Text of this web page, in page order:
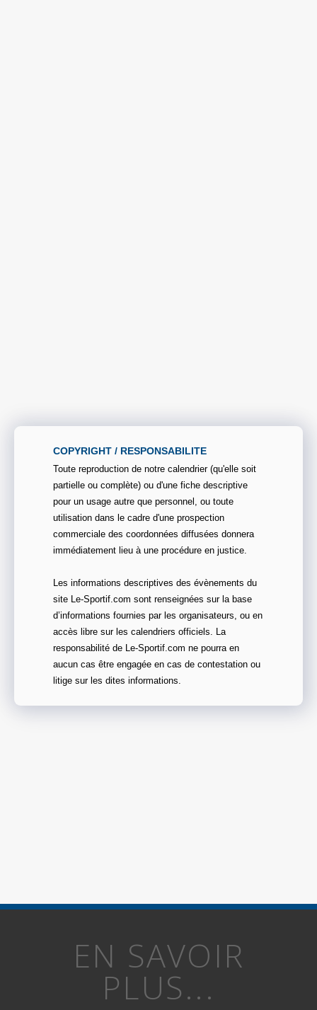
COPYRIGHT / RESPONSABILITE
Toute reproduction de notre calendrier (qu'elle soit
partielle ou complète) ou d'une fiche descriptive
pour un usage autre que personnel, ou toute
utilisation dans le cadre d'une prospection
commerciale des coordonnées diffusées donnera
immédiatement lieu à une procédure en justice.
Les informations descriptives des évènements du
site Le-Sportif.com sont renseignées sur la base
d’informations fournies par les organisateurs, ou en
accès libre sur les calendriers officiels. La
responsabilité de Le-Sportif.com ne pourra en
aucun cas être engagée en cas de contestation ou
litige sur les dites informations.
EN SAVOIR
PLUS...